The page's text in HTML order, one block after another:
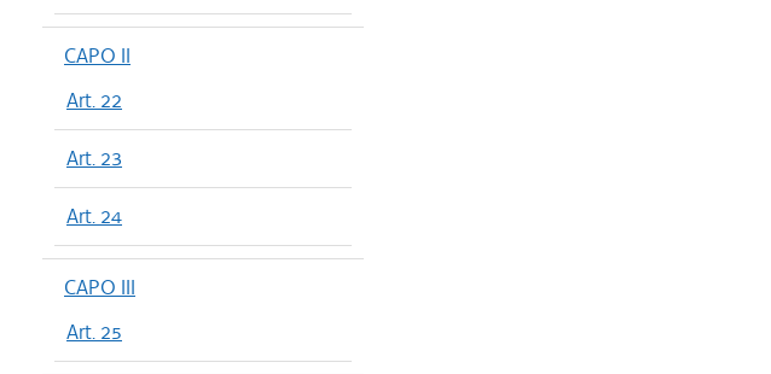
CAPO II
Art. 22
Art. 23
Art. 24
CAPO III
Art. 25